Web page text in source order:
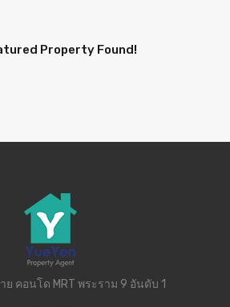
Property Found!
ย คอนโด MRT พระราม 9 อันดับ 1